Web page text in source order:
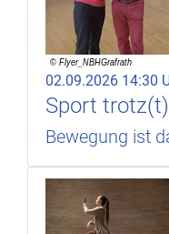
02.09.2026 14:30
Sport
Bewegung ist